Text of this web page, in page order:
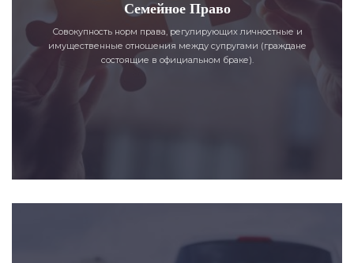
Семейное Право
Совокупность норм права, регулирующих личностные и
имущественные отношения между супругами (граждане
состоящие в официальном браке).